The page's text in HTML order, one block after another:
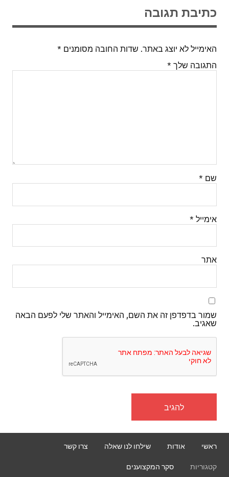
כתיבת תגובה
האימייל לא יוצג באתר. שדות החובה מסומנים *
התגובה שלך *
שם *
אימייל *
אתר
שמור בדפדפן זה את השם, האימייל והאתר שלי לפעם הבאה
שאגיב.
ראשי אודות שילחו לנו שאלה צרו קשר
קטגוריות סקר המקצוענים